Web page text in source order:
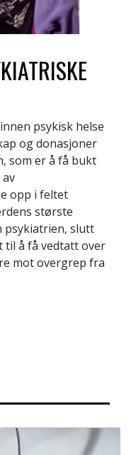
psykisk helse
og donasjoner
som er å få bukt
opp i feltet
største
psykiatrien, slutt
til å få vedtatt over
mot overgrep fra